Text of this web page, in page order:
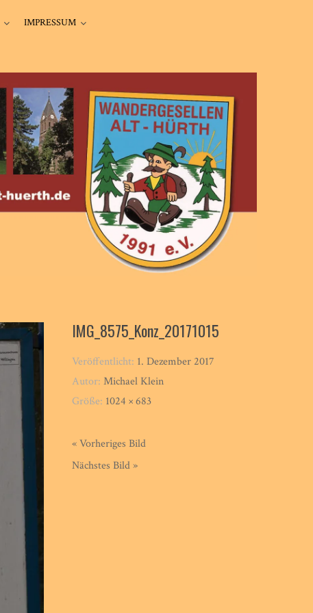
IMPRESSUM
IMG_8575_Konz_20171015
Veröffentlicht: 1. Dezember 2017
Autor:Michael Klein
Größe: 1024 × 683
« Vorheriges Bild
Nächstes Bild »